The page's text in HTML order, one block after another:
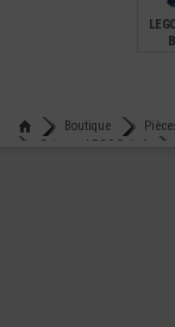
Boutique
Briques LEGO® 1x6